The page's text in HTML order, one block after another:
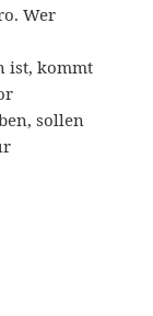
Wer
ist, kommt
sollen